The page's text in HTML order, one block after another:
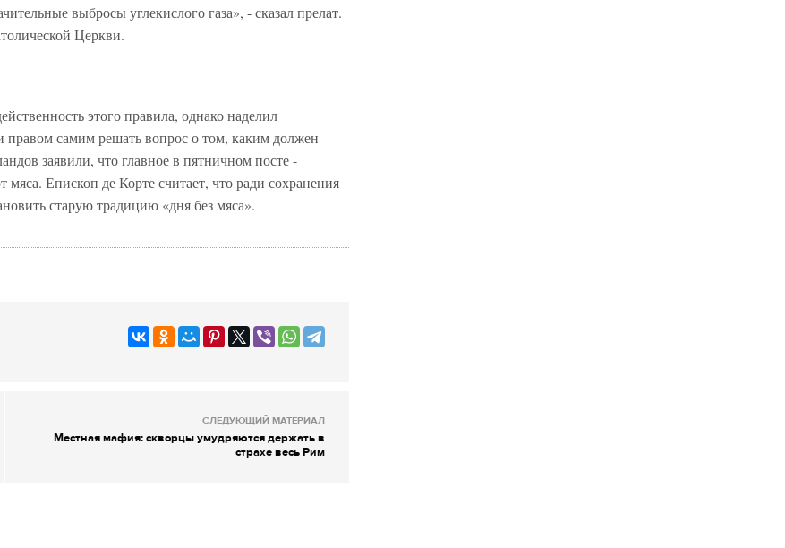
выбросы углекислого газа», - сказал прелат.
Церкви.
этого правила, однако наделил
самим решать вопрос о том, каким должен
заявили, что главное в пятничном посте -
Епископ де Корте считает, что ради сохранения
старую традицию «дня без мяса».
СЛЕДУЮЩИЙ МАТЕРИАЛ
Местная мафия: скворцы умудряются держать в
страхе весь Рим